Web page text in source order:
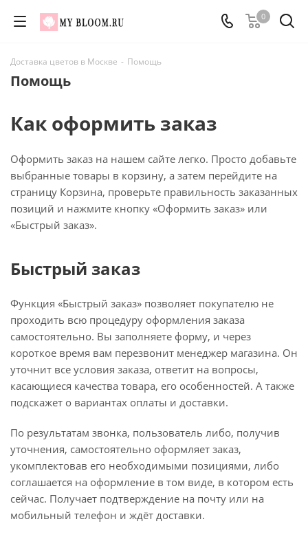
0
Доставка цветов в Москве - Помощь
Помощь
Как оформить заказ
Оформить заказ на нашем сайте легко. Просто добавьте
выбранные товары в корзину, а затем перейдите на
страницу Корзина, проверьте правильность заказанных
позиций и нажмите кнопку «Оформить заказ» или
«Быстрый заказ».
Быстрый заказ
Функция «Быстрый заказ» позволяет покупателю не
проходить всю процедуру оформления заказа
самостоятельно. Вы заполняете форму, и через
короткое время вам перезвонит менеджер магазина. Он
уточнит все условия заказа, ответит на вопросы,
касающиеся качества товара, его особенностей. А также
подскажет о вариантах оплаты и доставки.
По результатам звонка, пользователь либо, получив
уточнения, самостоятельно оформляет заказ,
укомплектовав его необходимыми позициями, либо
соглашается на оформление в том виде, в котором есть
сейчас. Получает подтверждение на почту или на
мобильный телефон и ждёт доставки.